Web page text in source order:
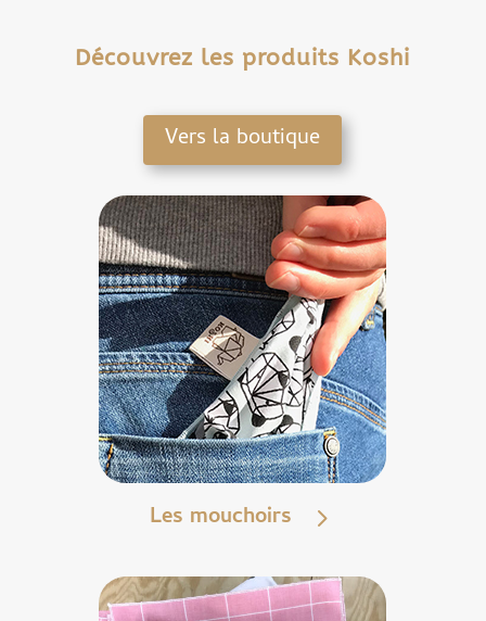
Découvrez les produits Koshi
Vers la boutique
Les mouchoirs